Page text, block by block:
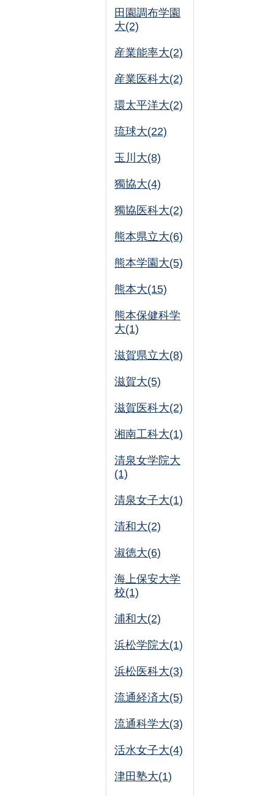
田園調布学園
大(2)
産業能率大(2)
産業医科大(2)
環太平洋大(2)
琉球大(22)
玉川大(8)
獨協大(4)
獨協医科大(2)
熊本県立大(6)
熊本学園大(5)
熊本大(15)
熊本保健科学
大(1)
滋賀県立大(8)
滋賀大(5)
滋賀医科大(2)
湘南工科大(1)
清泉女学院大
(1)
清泉女子大(1)
清和大(2)
淑徳大(6)
海上保安大学
校(1)
浦和大(2)
浜松学院大(1)
浜松医科大(3)
流通経済大(5)
流通科学大(3)
活水女子大(4)
津田塾大(1)